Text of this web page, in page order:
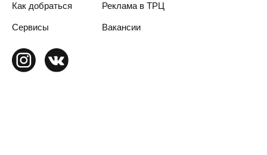
Как добраться Реклама в ТРЦ
Сервисы Вакансии